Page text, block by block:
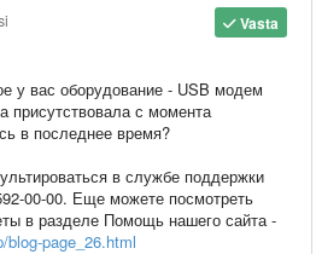
Vasta
у вас оборудование - USB модем
присутствовала с момента
в последнее время?
в службе поддержки
00-00. Еще можете посмотреть
в разделе Помощь нашего сайта -
page_26.html